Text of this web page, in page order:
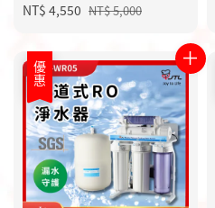
Sale
NT$ 4,550 Regular
NT$ 5,000
優惠